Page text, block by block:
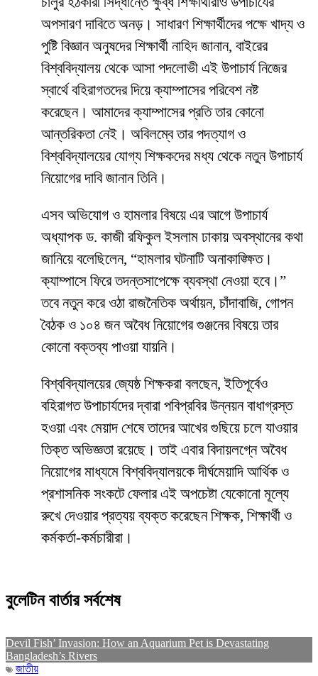
অপসারণ দাবিতে অনড়। সাধারণ শিক্ষার্থীদের পক্ষে খাদ্য ও
পুষ্টি বিজ্ঞান অনুষদের শিক্ষার্থী নাহিদ জানান, বাইরের
বিশ্ববিদ্যালয় থেকে আসা পদলোভী এই উপাচার্য নিজের
স্বার্থে বহিরাগতদের দিয়ে ক্যাম্পাসের পরিবেশ নষ্ট
করেছেন। আমাদের ক্যাম্পাসের প্রতি তার কোনো
আন্তরিকতা নেই। অবিলম্বে তার পদত্যাগ ও
বিশ্ববিদ্যালয়ের যোগ্য শিক্ষকদের মধ্য থেকে নতুন উপাচার্য
নিয়োগের দাবি জানান তিনি।
​এসব অভিযোগ ও হামলার বিষয়ে এর আগে উপাচার্য
অধ্যাপক ড. কাজী রফিকুল ইসলাম ঢাকায় অবস্থানের কথা
জানিয়ে বলেছিলেন, “হামলার ঘটনাটি অনাকাঙ্ক্ষিত।
ক্যাম্পাসে ফিরে তদন্তসাপেক্ষে ব্যবস্থা নেওয়া হবে।”
তবে নতুন করে ওঠা রাজনৈতিক অর্থায়ন, চাঁদাবাজি, গোপন
বৈঠক ও ১০৪ জন অবৈধ নিয়োগের গুঞ্জনের বিষয়ে তার
কোনো বক্তব্য পাওয়া যায়নি।
​বিশ্ববিদ্যালয়ের জ্যেষ্ঠ শিক্ষকরা বলছেন, ইতিপূর্বেও
বহিরাগত উপাচার্যদের দ্বারা পবিপ্রবির উন্নয়ন বাধাগ্রস্ত
হওয়া এবং মেয়াদ শেষে তাদের আখের গুছিয়ে চলে যাওয়ার
তিক্ত অভিজ্ঞতা রয়েছে। তাই এবার বিদায়লগ্নে অবৈধ
নিয়োগের মাধ্যমে বিশ্ববিদ্যালয়কে দীর্ঘমেয়াদি আর্থিক ও
প্রশাসনিক সংকটে ফেলার এই অপচেষ্টা যেকোনো মূল্যে
রুখে দেওয়ার প্রত্যয় ব্যক্ত করেছেন শিক্ষক, শিক্ষার্থী ও
কর্মকর্তা-কর্মচারীরা।
বুলেটিন বার্তার সর্বশেষ
Devil Fish’ Invasion: How an Aquarium Pet is Devastating
Bangladesh’s Rivers
জাতীয়